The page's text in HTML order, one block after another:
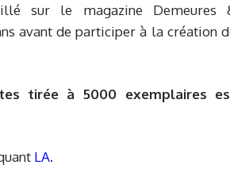
sur le magazine Demeures
avant de participer à la création
tirée à 5000 exemplaires
LA.